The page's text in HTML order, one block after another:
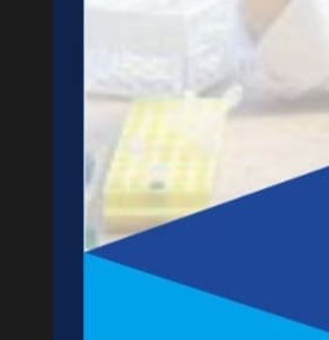
tertinggi.
ini